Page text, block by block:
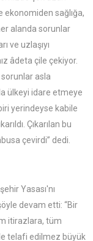
ekonomiden sağlığa,
alanda sorunlar
ve uzlaşıyı
âdeta çile çekiyor.
asla
ülkeyi idare etmeye
yerindeyse kabile
Çıkarılan bu
çevirdi” dedi.
Yasası'nı
devam etti: “Bir
itirazlara, tüm
telafi edilmez büyük